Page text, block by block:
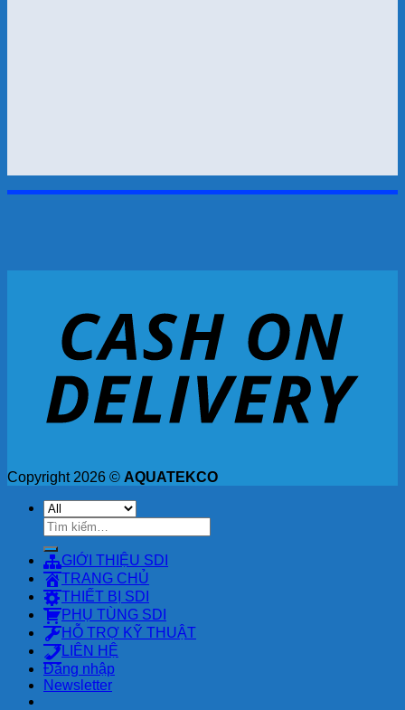
Copyright 2026 © AQUATEKCO
Tìm
kiếm:
GIỚI THIỆU SDI
TRANG CHỦ
THIẾT BỊ SDI
PHỤ TÙNG SDI
HỖ TRỢ KỸ THUẬT
LIÊN HỆ
Đăng nhập
Newsletter